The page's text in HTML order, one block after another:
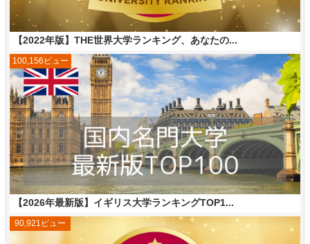
【2022年版】THE世界大学ランキング、あなたの...
【2026年最新版】イギリス大学ランキングTOP1...
100,156ビュー
90,921ビュー